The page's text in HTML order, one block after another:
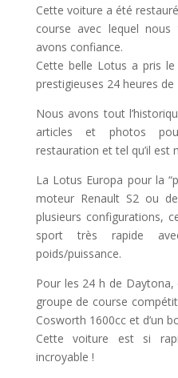
Cette voiture a été
course avec lequel
avons confiance.
Cette belle Lotus a pris
prestigieuses 24 heures de
Nous avons tout
articles et photos
restauration et tel qu’il est
La Lotus Europa pour la
moteur Renault S2 ou
plusieurs configurations,
sport très rapide
poids/puissance.
Pour les 24 h de
groupe de course
Cosworth 1600cc et d’un
Cette voiture est si
incroyable !